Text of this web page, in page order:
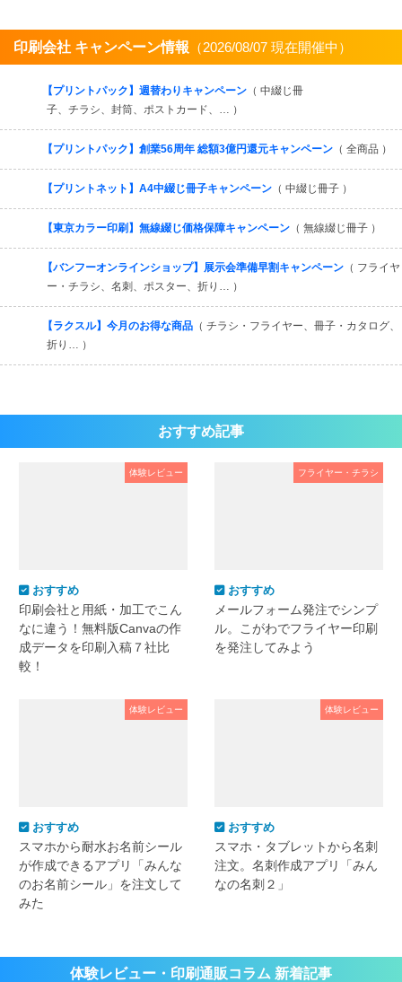
印刷会社 キャンペーン情報 （2026/08/07 現在開催中）
【プリントパック】週替わりキャンペーン （ 中綴じ冊
子、チラシ、封筒、ポストカード、… ）
【プリントパック】創業56周年 総額3億円還元キャンペーン （ 全商品 ）
【プリントネット】A4中綴じ冊子キャンペーン （ 中綴じ冊子 ）
【東京カラー印刷】無線綴じ価格保障キャンペーン （ 無線綴じ冊子 ）
【バンフーオンラインショップ】展示会準備早割キャンペーン （ フライヤ
ー・チラシ、名刺、ポスター、折り… ）
【ラクスル】今月のお得な商品 （ チラシ・フライヤー、冊子・カタログ、
折り… ）
おすすめ記事
体験レビュー
おすすめ
印刷会社と用紙・加工でこん
なに違う！無料版Canvaの作
成データを印刷入稿７社比
較！
フライヤー・チラシ
おすすめ
メールフォーム発注でシンプ
ル。こがわでフライヤー印刷
を発注してみよう
体験レビュー
おすすめ
スマホから耐水お名前シール
が作成できるアプリ「みんな
のお名前シール」を注文して
みた
体験レビュー
おすすめ
スマホ・タブレットから名刺
注文。名刺作成アプリ「みん
なの名刺２」
体験レビュー・印刷通販コラム 新着記事